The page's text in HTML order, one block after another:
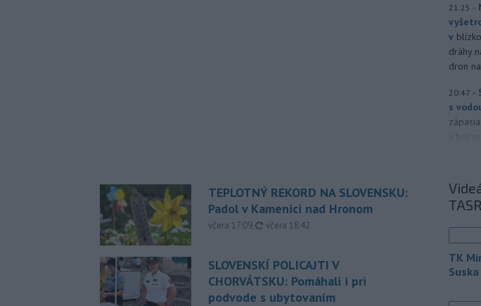
TEPLOTNÝ REKORD NA SLOVENSKU:
Padol v Kamenici nad Hronom
včera 17:09, aktualizované
včera 18:42
SLOVENSKÍ POLICAJTI V
CHORVÁTSKU: Pomáhali i pri
podvode s ubytovaním
21:25 -
v
dráhy
dron
20:47 -
s
ktorý
na
20:08 -
TK
Suska